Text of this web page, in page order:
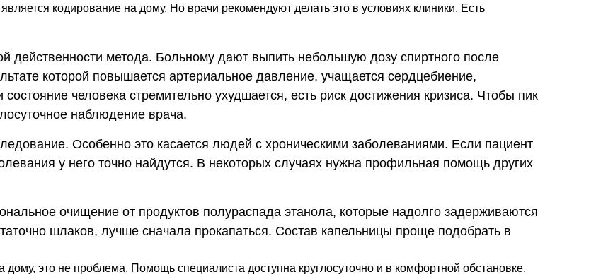
кодирование на дому. Но врачи рекомендуют делать это в условиях клиники. Есть
действенности метода. Больному дают выпить небольшую дозу спиртного после
которой повышается артериальное давление, учащается сердцебиение,
человека стремительно ухудшается, есть риск достижения кризиса. Чтобы пик
наблюдение врача.
Особенно это касается людей с хроническими заболеваниями. Если пациент
у него точно найдутся. В некоторых случаях нужна профильная помощь других
очищение от продуктов полураспада этанола, которые надолго задерживаются
шлаков, лучше сначала прокапаться. Состав капельницы проще подобрать в
это не проблема. Помощь специалиста доступна круглосуточно и в комфортной обстановке.